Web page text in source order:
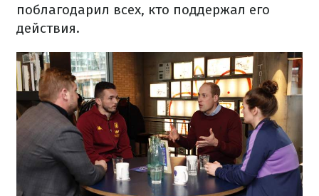
поблагодарил всех, кто поддержал его
действия.